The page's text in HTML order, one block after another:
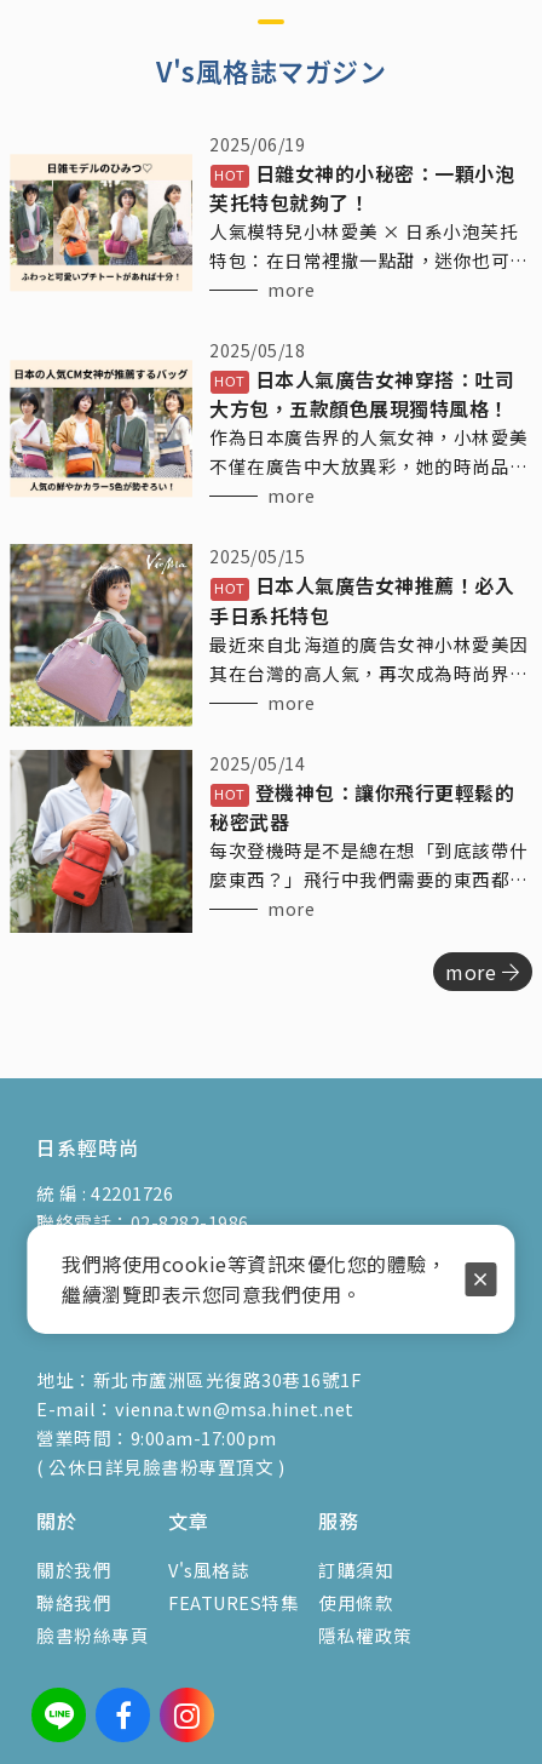
V's風格誌マガジン
2025/06/19
日雜女神的小秘密：一顆小泡
芙托特包就夠了！
人氣模特兒小林愛美 × 日系小泡芙托
特包：在日常裡撒一點甜，迷你也可以
很有態度more
2025/05/18
日本人氣廣告女神穿搭：吐司
大方包，五款顏色展現獨特風格！
作為日本廣告界的人氣女神，小林愛美
不僅在廣告中大放異彩，她的時尚品味
也引領了不少女性的潮流。近日，她背
方包，這款包包不僅簡約大方，還兼具
實用性，是她日常生活中的得力助手。
more
2025/05/15
日本人氣廣告女神推薦！必入
手日系托特包
最近來自北海道的廣告女神小林愛美因
其在台灣的高人氣，再次成為時尚界的
焦點。這位以廣告演員身份活躍的女
帶來了不少精彩的時尚演繹。
more
2025/05/14
登機神包：讓你飛行更輕鬆的
秘密武器
每次登機時是不是總在想「到底該帶什
麼東西？」飛行中我們需要的東西都挺
多的，水瓶、手機、耳機、零食、護膚
今天來跟你們聊聊「登機隨身包」這個
神奇的小夥伴，讓你的飛行不再糾結，
more
more
日系輕時尚
統 編 : 42201726
聯絡電話：02-8282-1986
行動電話：0917-904-677
( 客服陳小姐 )
地址：新北市蘆洲區光復路30巷16號1F
E-mail：vienna.twn@msa.hinet.net
營業時間：9:00am-17:00pm
( 公休日詳見臉書粉專置頂文 )
關於
關於我們
聯絡我們
臉書粉絲專頁
文章
V's風格誌
FEATURES特集
服務
訂購須知
使用條款
隱私權政策
我們將使用cookie等資訊來優化您的體驗，
繼續瀏覽即表示您同意我們使用。